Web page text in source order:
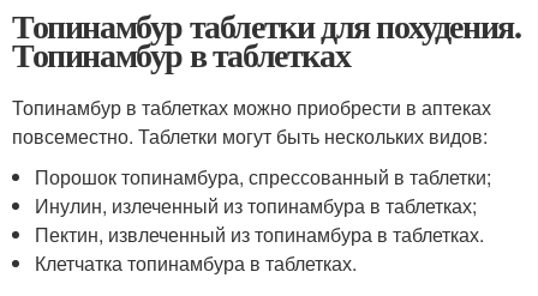
Топинамбур таблетки для похудения.
Топинамбур в таблетках
Топинамбур в таблетках можно приобрести в аптеках
повсеместно. Таблетки могут быть нескольких видов:
Порошок топинамбура, спрессованный в таблетки;
Инулин, излеченный из топинамбура в таблетках;
Пектин, извлеченный из топинамбура в таблетках.
Клетчатка топинамбура в таблетках.